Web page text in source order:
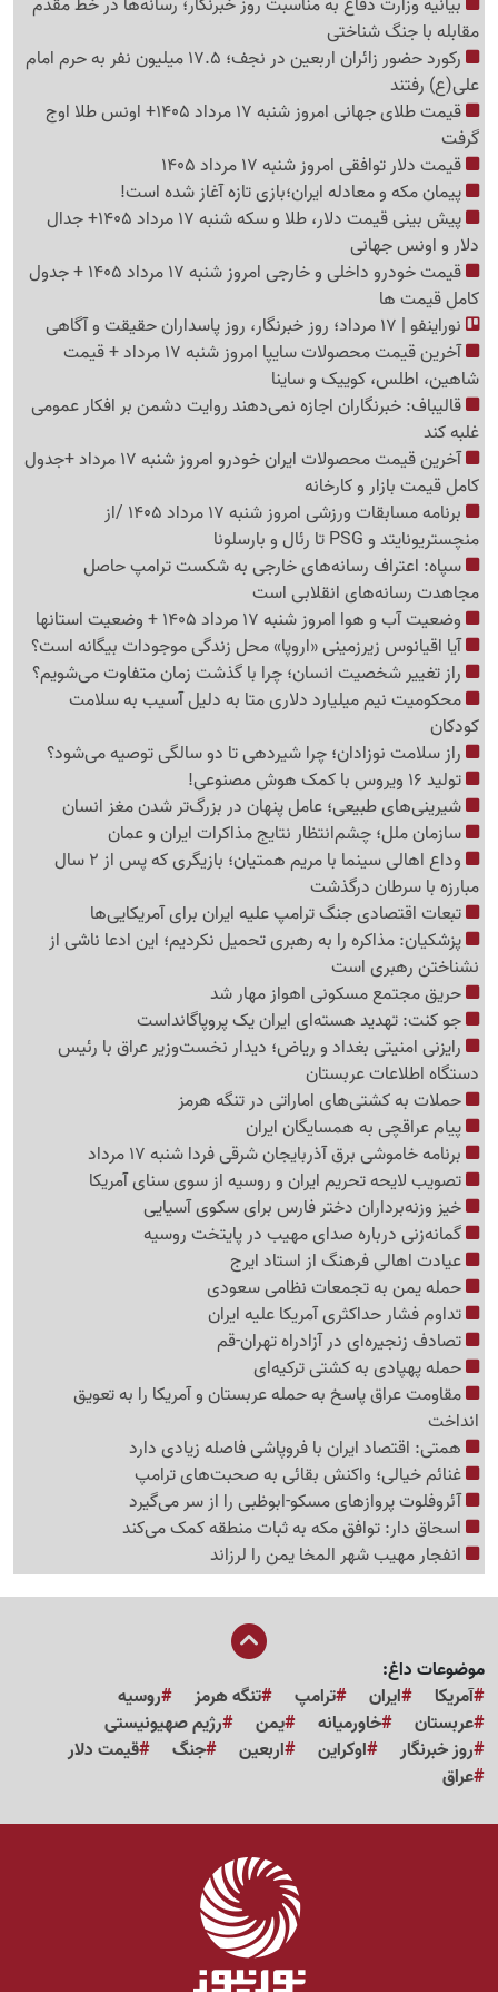
مقابله با جنگ شناختی
رکورد حضور زائران اربعین در نجف؛ 17.5 میلیون نفر به حرم امام
علی(ع) رفتند
قیمت طلای جهانی امروز شنبه 17 مرداد 1405+ اونس طلا اوج
گرفت
قیمت دلار توافقی امروز شنبه 17 مرداد 1405
پیمان مکه و معادله ایران؛بازی تازه آغاز شده است!
پیش ‌بینی قیمت دلار، طلا و سکه شنبه 17 مرداد 1405+ جدال
دلار و اونس جهانی
قیمت خودرو داخلی و خارجی امروز شنبه 17 مرداد 1405 + جدول
کامل قیمت ها
نوراینفو | 17 مرداد؛ روز خبرنگار، روز پاسداران حقیقت و آگاهی
آخرین قیمت محصولات سایپا امروز شنبه 17 مرداد + قیمت
شاهین، اطلس، کوییک و ساینا
قالیباف: خبرنگاران اجازه نمی‌دهند روایت دشمن بر افکار عمومی
غلبه کند
آخرین قیمت محصولات ایران خودرو امروز شنبه 17 مرداد +جدول
کامل قیمت بازار و کارخانه
برنامه مسابقات ورزشی امروز شنبه 17 مرداد 1405 /از
منچستریونایتد و PSG تا رئال و بارسلونا
سپاه: اعتراف رسانه‌های خارجی به شکست ترامپ حاصل
مجاهدت رسانه‌های انقلابی است
وضعیت آب و هوا امروز شنبه 17 مرداد 1405 + وضعیت استانها
آیا اقیانوس زیرزمینی «اروپا» محل زندگی موجودات بیگانه است؟
راز تغییر شخصیت انسان؛ چرا با گذشت زمان متفاوت می‌شویم؟
محکومیت نیم میلیارد دلاری متا به دلیل آسیب به سلامت
کودکان
راز سلامت نوزادان؛ چرا شیردهی تا دو سالگی توصیه می‌شود؟
تولید 16 ویروس با کمک هوش مصنوعی!
شیرینی‌های طبیعی؛ عامل پنهان در بزرگ‌تر شدن مغز انسان
سازمان ملل؛ چشم‌انتظار نتایج مذاکرات ایران و عمان
وداع اهالی سینما با مریم همتیان؛ بازیگری که پس از 2 سال
مبارزه با سرطان درگذشت
تبعات اقتصادی جنگ ترامپ علیه ایران برای آمریکایی‌ها
پزشکیان: مذاکره را به رهبری تحمیل نکردیم؛ این ادعا ناشی از
نشناختن رهبری است
حریق مجتمع مسکونی اهواز مهار شد
جو کنت: تهدید هسته‌ای ایران یک پروپاگانداست
رایزنی امنیتی بغداد و ریاض؛ دیدار نخست‌وزیر عراق با رئیس
دستگاه اطلاعات عربستان
حملات به کشتی‌های اماراتی در تنگه هرمز
پیام عراقچی به همسایگان ایران
برنامه خاموشی برق آذربایجان شرقی فردا شنبه 17 مرداد
تصویب لایحه تحریم ایران و روسیه از سوی سنای آمریکا
خیز وزنه‌برداران دختر فارس برای سکوی آسیایی
گمانه‌زنی درباره صدای مهیب در پایتخت روسیه
عیادت اهالی فرهنگ از استاد ایرج
حمله یمن به تجمعات نظامی سعودی
تداوم فشار حداکثری آمریکا علیه ایران
تصادف زنجیره‌ای در آزادراه تهران-قم
حمله پهپادی به کشتی ترکیه‌ای
مقاومت عراق پاسخ به حمله عربستان و آمریکا را به تعویق
انداخت
همتی: اقتصاد ایران با فروپاشی فاصله زیادی دارد
غنائم خیالی؛ واکنش بقائی به صحبت‌های ترامپ
آئروفلوت پروازهای مسکو-ابوظبی را از سر می‌گیرد
اسحاق دار: توافق مکه به ثبات منطقه کمک می‌کند
انفجار مهیب شهر المخا یمن را لرزاند
موضوعات داغ:
آمریکا
ایران ترامپ تنگه هرمز
روسیه
عربستان
خاورمیانه یمن
رژیم صهیونیستی
روز خبرنگار
اوکراین اربعین جنگ
قیمت دلار
عراق